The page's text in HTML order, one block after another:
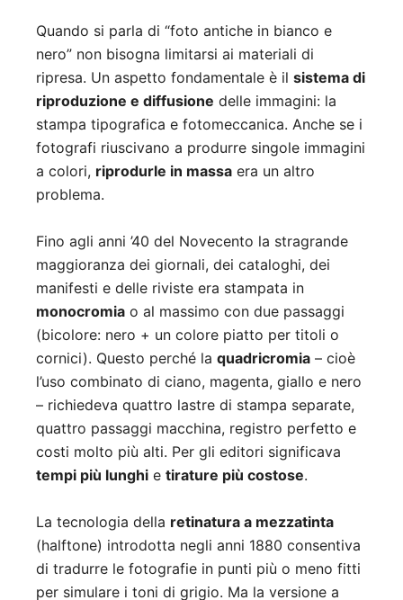
Quando si parla di “foto antiche in bianco e
nero” non bisogna limitarsi ai materiali di
ripresa. Un aspetto fondamentale è il sistema di
riproduzione e diffusione delle immagini: la
stampa tipografica e fotomeccanica. Anche se i
fotografi riuscivano a produrre singole immagini
a colori, riprodurle in massa era un altro
problema.
Fino agli anni ’40 del Novecento la stragrande
maggioranza dei giornali, dei cataloghi, dei
manifesti e delle riviste era stampata in
monocromia o al massimo con due passaggi
(bicolore: nero + un colore piatto per titoli o
cornici). Questo perché la quadricromia – cioè
l’uso combinato di ciano, magenta, giallo e nero
– richiedeva quattro lastre di stampa separate,
quattro passaggi macchina, registro perfetto e
costi molto più alti. Per gli editori significava
tempi più lunghi e tirature più costose.
La tecnologia della retinatura a mezzatinta
(halftone) introdotta negli anni 1880 consentiva
di tradurre le fotografie in punti più o meno fitti
per simulare i toni di grigio. Ma la versione a